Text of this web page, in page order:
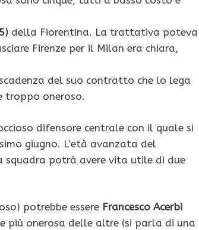
della Fiorentina. La trattativa poteva
Firenze per il Milan era chiara,
del suo contratto che lo lega
troppo oneroso.
difensore centrale con il quale si
giugno. L’età avanzata del
squadra potrà avere vita utile di due
potrebbe essere Francesco Acerbi
più onerosa delle altre (si parla di una